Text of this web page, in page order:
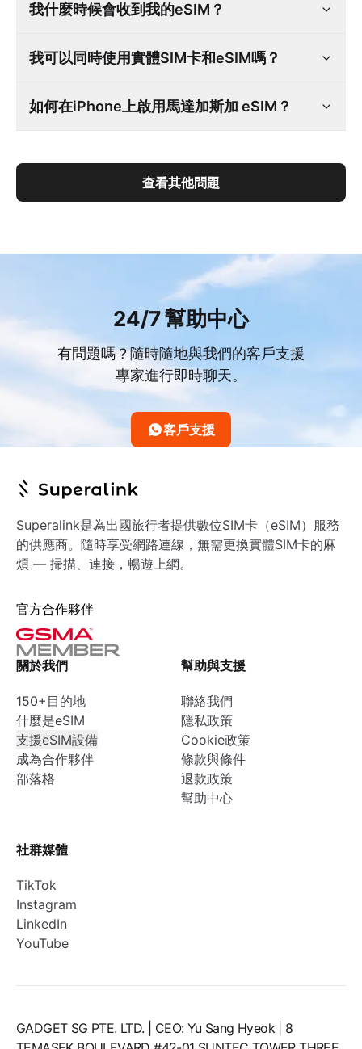
我什麼時候會收到我的eSIM？
我可以同時使用實體SIM卡和eSIM嗎？
如何在iPhone上啟用馬達加斯加 eSIM？
查看其他問題
24/7 幫助中心
有問題嗎？隨時隨地與我們的客戶支援
專家進行即時聊天。
客戶支援
Superalink是為出國旅行者提供數位SIM卡（eSIM）服務
的供應商。隨時享受網路連線，無需更換實體SIM卡的麻
煩 — 掃描、連接，暢遊上網。
官方合作夥伴
關於我們
150+目的地
什麼是eSIM
支援eSIM設備
成為合作夥伴
部落格
幫助與支援
聯絡我們
隱私政策
Cookie政策
條款與條件
退款政策
幫助中心
社群媒體
TikTok
Instagram
LinkedIn
YouTube
GADGET SG PTE. LTD. | CEO: Yu Sang Hyeok | 8